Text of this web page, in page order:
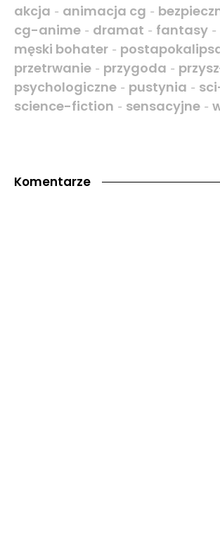
akcja - animacja cg -
cg-anime - dramat - fantasy -
męski bohater -
przetrwanie - przygoda -
psychologiczne - pustynia -
science-fiction - sensacyjne -
Komentarze